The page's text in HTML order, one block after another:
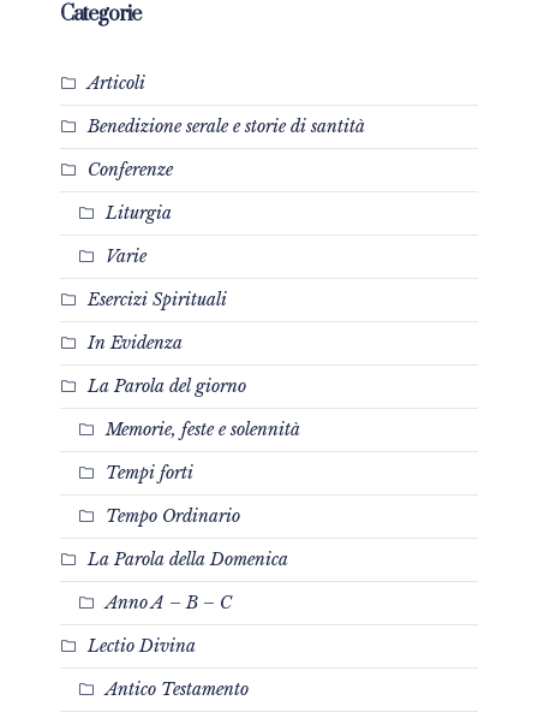
Categorie
Articoli
Benedizione serale e storie di santità
Conferenze
Liturgia
Varie
Esercizi Spirituali
In Evidenza
La Parola del giorno
Memorie, feste e solennità
Tempi forti
Tempo Ordinario
La Parola della Domenica
Anno A – B – C
Lectio Divina
Antico Testamento